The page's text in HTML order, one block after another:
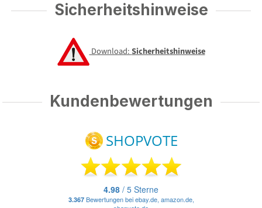
Sicherheitshinweise
Download:Sicherheitshinweise
Kundenbewertungen